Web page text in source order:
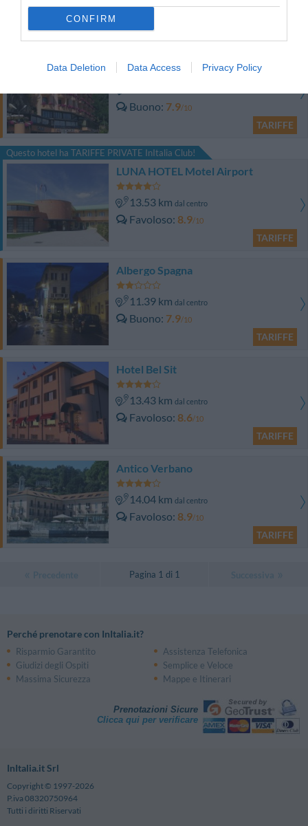
CONFIRM
Data Deletion Data Access Privacy Policy
Ottimo 8/10
Buono 7.9/10
TARIFFE
Questo hotel ha TARIFFE PRIVATE InItalia Club!
LUNA HOTEL Motel Airport
13.53 km dal centro
Favoloso 8.9/10
TARIFFE
Albergo Spagna
11.39 km dal centro
Buono 7.9/10
TARIFFE
Hotel Bel Sit
13.43 km dal centro
Favoloso 8.6/10
TARIFFE
Antico Verbano
14.04 km dal centro
Favoloso 8.9/10
TARIFFE
Pagina 1 di 1
Perché prenotare con InItalia.it?
Risparmio Garantito
Assistenza Telefonica
Giudizi degli Ospiti
Semplice e Veloce
Massima Sicurezza
Mappe e Itinerari
Prenotazioni Sicure
Clicca qui per verificare
InItalia.it Srl
Copyright © 1997-2026
P.iva 08320750964
Tutti i diritti Riservati